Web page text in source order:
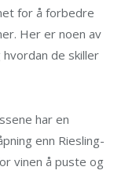
for å forbedre
Her er noen av
de skiller
har en
enn Riesling-
vinen å puste og